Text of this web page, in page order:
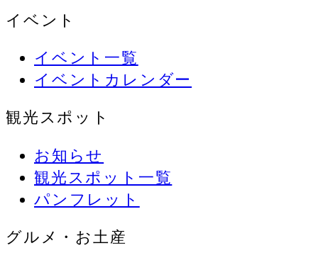
イベント
イベント一覧
イベントカレンダー
観光スポット
お知らせ
観光スポット一覧
パンフレット
グルメ・お土産